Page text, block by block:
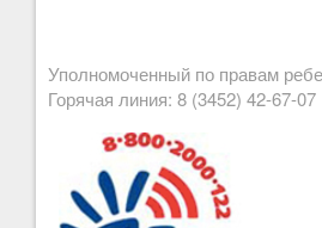
Уполномоченный по правам
Горячая линия: 8 (3452) 42-67-07